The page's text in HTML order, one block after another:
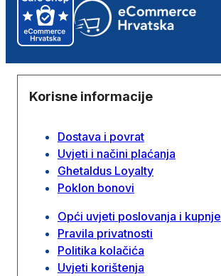
Korisne informacije
Dostava i povrat
Uvjeti i načini plaćanja
Ghetaldus Loyalty
Poklon bonovi
Opći uvjeti poslovanja i kupnje
Pravila privatnosti
Politika kolačića
Uvjeti korištenja